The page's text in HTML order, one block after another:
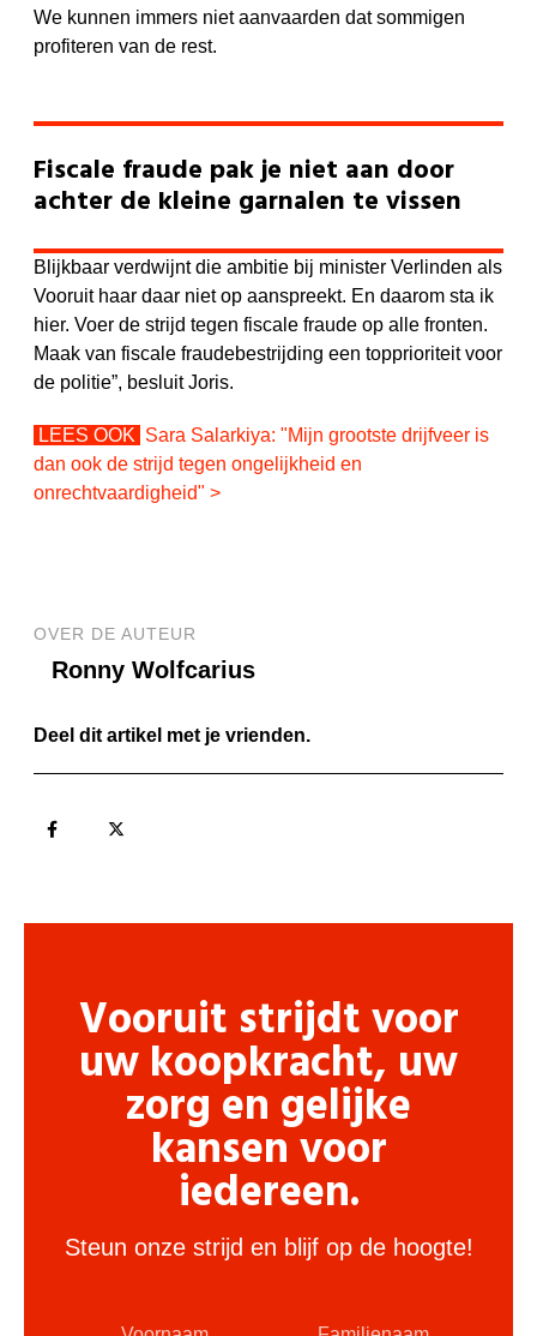
We kunnen immers niet aanvaarden dat sommigen
profiteren van de rest.
Fiscale fraude pak je niet aan door
achter de kleine garnalen te vissen
Blijkbaar verdwijnt die ambitie bij minister Verlinden als
Vooruit haar daar niet op aanspreekt. En daarom sta ik
hier. Voer de strijd tegen fiscale fraude op alle fronten.
Maak van fiscale fraudebestrijding een topprioriteit voor
de politie”, besluit Joris.
LEES OOK Sara Salarkiya: "Mijn grootste drijfveer is
dan ook de strijd tegen ongelijkheid en
onrechtvaardigheid" >
OVER DE AUTEUR
Ronny Wolfcarius
Deel dit artikel met je vrienden.
Vooruit strijdt voor
uw koopkracht, uw
zorg en gelijke
kansen voor
iedereen.
Steun onze strijd en blijf op de hoogte!